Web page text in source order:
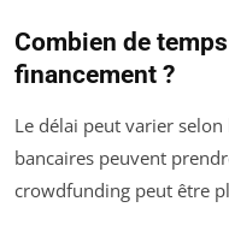
Combien de
financement ?
Le délai peut varier
bancaires peuvent
crowdfunding peut être